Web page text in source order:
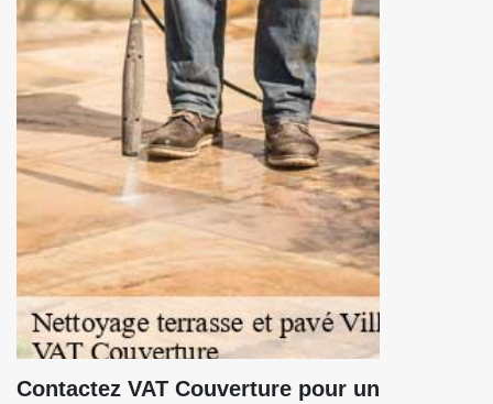
Contactez VAT Couverture pour un